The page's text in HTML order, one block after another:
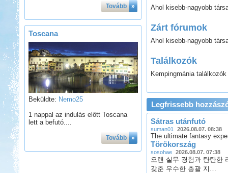
Tovább »
Toscana
Beküldte: Nemo25
1 nappal az indulás előtt Toscana
lett a befutó....
Tovább »
Ahol kisebb-nagyobb
Zárt fórumok
Ahol kisebb-nagyobb
Találkozók
Kempingmánia
Legfrissebb
Sátras utánfutó
suman01 2026.08.07. 08:38
The ultimate fantasy
Törökország
sosohae 2026.08.07. 07:38
오랜 실무 경험과 탄탄한
갖춘 우수한 총괄 지…